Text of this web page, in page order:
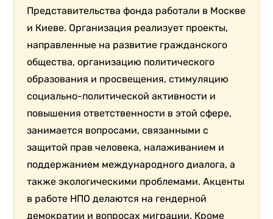
Представительства фонда работали в Москве
и Киеве. Организация реализует проекты,
направленные на развитие гражданского
общества, организацию политического
образования и просвещения, стимуляцию
социально-политической активности и
повышения ответственности в этой сфере,
занимается вопросами, связанными с
защитой прав человека, налаживанием и
поддержанием международного диалога, а
также экологическими проблемами. Акценты
в работе НПО делаются на гендерной
демократии и вопросах миграции. Кроме